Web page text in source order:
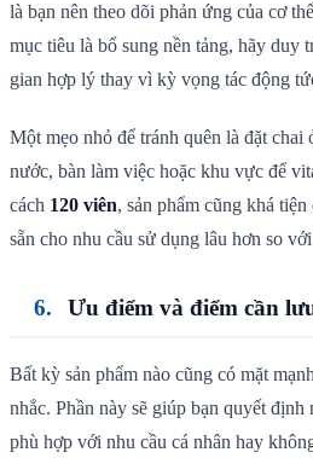
là bạn nên theo dõi phản ứng của cơ
mục tiêu là bổ sung nền tảng, hãy duy
gian hợp lý thay vì kỳ vọng tác động
Một mẹo nhỏ để tránh quên là đặt chai
nước, bàn làm việc hoặc khu vực để
cách 120 viên, sản phẩm cũng khá
sẵn cho nhu cầu sử dụng lâu hơn so
Ưu điểm và điểm cần
Bất kỳ sản phẩm nào cũng có mặt
nhắc. Phần này sẽ giúp bạn quyết định
phù hợp với nhu cầu cá nhân hay